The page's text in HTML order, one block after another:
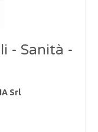
- Sanità -
Srl